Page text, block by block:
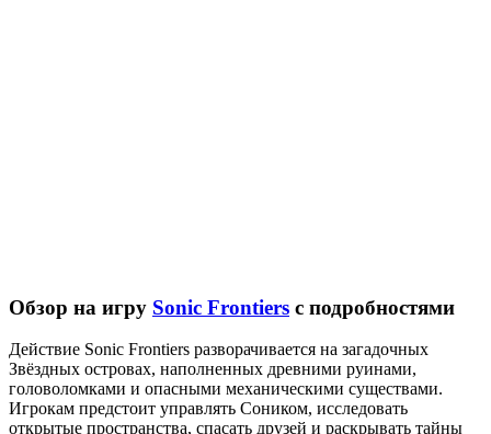
Обзор на игру Sonic Frontiers с подробностями
Действие Sonic Frontiers разворачивается на загадочных
Звёздных островах, наполненных древними руинами,
головоломками и опасными механическими существами.
Игрокам предстоит управлять Соником, исследовать
открытые пространства, спасать друзей и раскрывать тайны